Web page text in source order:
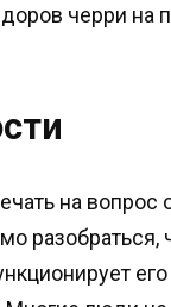
черри на
на вопрос
разобраться,